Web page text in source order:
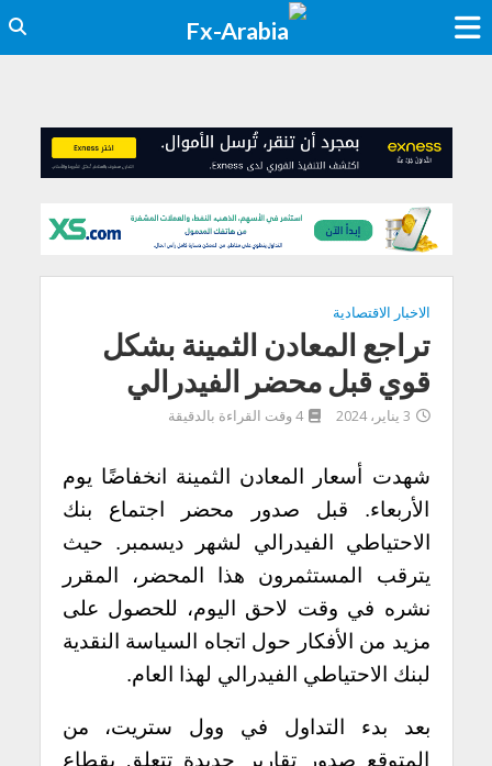
الاخبار الاقتصادية
تراجع المعادن الثمينة بشكل
قوي قبل محضر الفيدرالي
3 يناير، 2024 4 وقت القراءة بالدقيقة
شهدت أسعار المعادن الثمينة انخفاضًا يوم
الأربعاء. قبل صدور محضر اجتماع بنك
الاحتياطي الفيدرالي لشهر ديسمبر. حيث
يترقب المستثمرون هذا المحضر، المقرر
نشره في وقت لاحق اليوم، للحصول على
مزيد من الأفكار حول اتجاه السياسة النقدية
لبنك الاحتياطي الفيدرالي لهذا العام.
بعد بدء التداول في وول ستريت، من
المتوقع صدور تقارير جديدة تتعلق بقطاع